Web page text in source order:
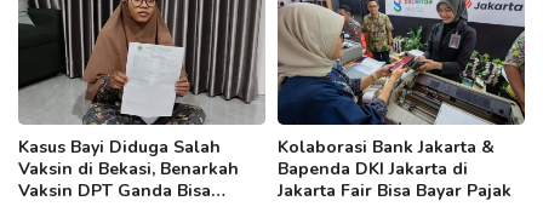
Kasus Bayi Diduga Salah
Vaksin di Bekasi, Benarkah
Vaksin DPT Ganda Bisa
Kolaborasi Bank Jakarta &
Bapenda DKI Jakarta di
Jakarta Fair Bisa Bayar Pajak